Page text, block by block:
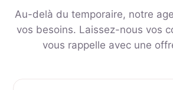
Au-delà du temporaire, notre
vos besoins. Laissez-nous vos
vous rappelle avec une